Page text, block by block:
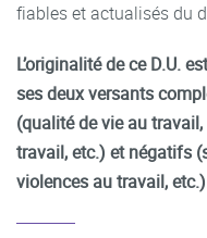
fiables et actualisés du
L’originalité de ce D.U.
ses deux versants
(qualité de vie au
travail, etc.) et négatifs
violences au travail,